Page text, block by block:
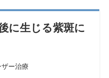
に生じる紫斑に
ザー治療